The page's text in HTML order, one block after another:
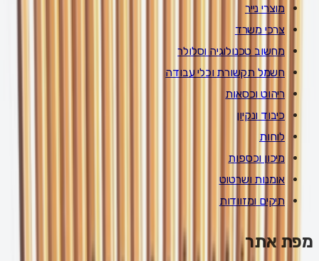
מוצרי נייר
צרכי משרד
מחשוב טכנולוגיה וסלולר
חשמל תקשורת וכלי עבודה
ריהוט וכסאות
כיבוד ונקיון
לוחות
מיכון וכספות
אומנות ושרטוט
תיקים ומזוודות
מפת אתר